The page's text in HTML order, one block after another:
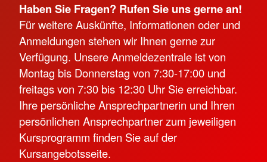
Haben Sie Fragen? Rufen Sie uns gerne an!
Für weitere Auskünfte, Informationen oder und
Anmeldungen stehen wir Ihnen gerne zur
Verfügung. Unsere Anmeldezentrale ist von
Montag bis Donnerstag von 7:30-17:00 und
freitags von 7:30 bis 12:30 Uhr Sie erreichbar.
Ihre persönliche Ansprechpartnerin und Ihren
persönlichen Ansprechpartner zum jeweiligen
Kursprogramm finden Sie auf der
Kursangebotsseite.